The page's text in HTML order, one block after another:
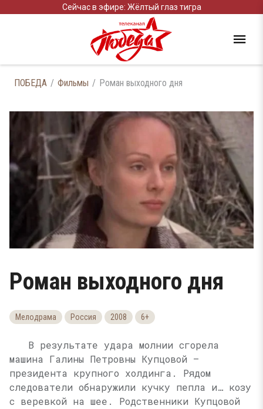
Сейчас в эфире: Жёлтый глаз тигра
ПОБЕДА Фильмы Роман выходного дня
Роман выходного дня
Мелодрама Россия 2008 6+
В результате удара молнии сгорела
машина Галины Петровны Купцовой —
президента крупного холдинга. Рядом
следователи обнаружили кучку пепла и… козу
с веревкой на шее. Родственники Купцовой